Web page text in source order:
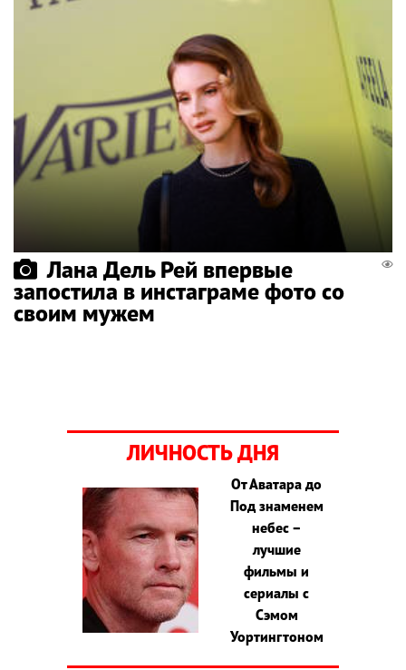
Лана Дель Рей впервые
запостила в инстаграме фото со
своим мужем
ЛИЧНОСТЬ ДНЯ
От Аватара до
Под знаменем
небес –
лучшие
фильмы и
сериалы с
Сэмом
Уортингтоном